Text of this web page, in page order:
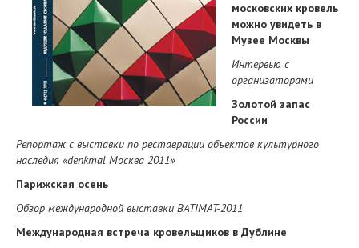
московских кровель
можно увидеть в
Музее Москвы
Интервью с
организаторами
Золотой запас
России
Репортаж с выставки по реставрации объектов культурного
наследия «denkmal Москва 2011»
Парижская осень
Обзор международной выставки BATIMAT-2011
Международная встреча кровельщиков в Дублине